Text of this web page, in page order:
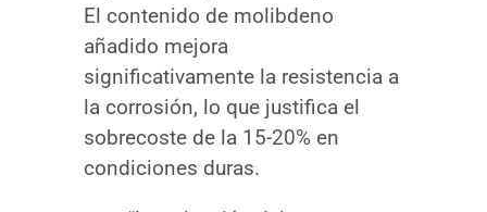
El contenido de molibdeno
añadido mejora
significativamente la resistencia a
la corrosión, lo que justifica el
sobrecoste de la 15-20% en
condiciones duras.